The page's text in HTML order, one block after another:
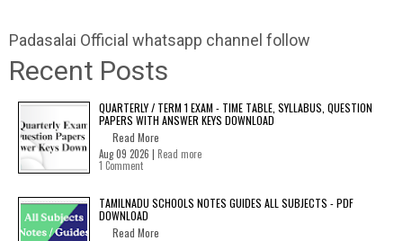
Padasalai Official whatsapp channel follow
Recent Posts
QUARTERLY / TERM 1 EXAM - TIME TABLE, SYLLABUS, QUESTION
PAPERS WITH ANSWER KEYS DOWNLOAD
Read More
Aug 09 2026 | Read more
1 Comment
TAMILNADU SCHOOLS NOTES GUIDES ALL SUBJECTS - PDF
DOWNLOAD
Read More